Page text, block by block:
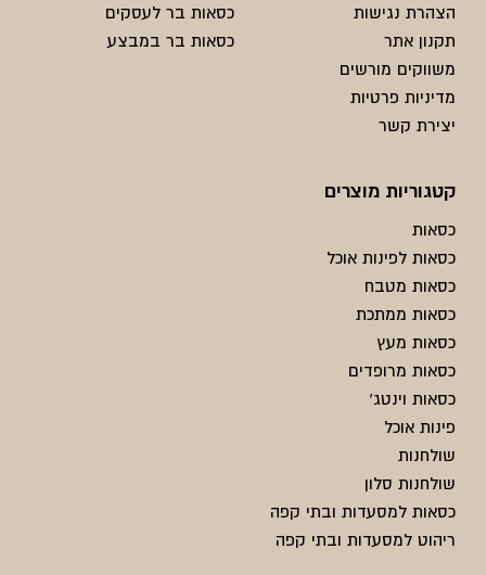
הצהרת נגישות
תקנון אתר
משווקים מורשים
מדיניות פרטיות
יצירת קשר
כסאות בר לעסקים
כסאות בר במבצע
קטגוריות מוצרים
כסאות
כסאות לפינות אוכל
כסאות מטבח
כסאות ממתכת
כסאות מעץ
כסאות מרופדים
כסאות וינטג'
פינות אוכל
שולחנות
שולחנות סלון
כסאות למסעדות ובתי קפה
ריהוט למסעדות ובתי קפה